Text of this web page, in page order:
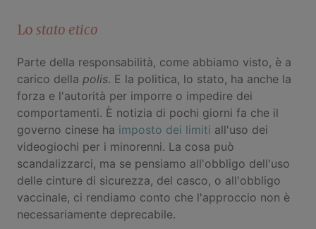
Lo stato etico
Parte della responsabilità, come abbiamo visto, è a
carico della polis. E la politica, lo stato, ha anche la
forza e l'autorità per imporre o impedire dei
comportamenti. È notizia di pochi giorni fa che il
governo cinese ha imposto dei limiti all'uso dei
videogiochi per i minorenni. La cosa può
scandalizzarci, ma se pensiamo all'obbligo dell'uso
delle cinture di sicurezza, del casco, o all'obbligo
vaccinale, ci rendiamo conto che l'approccio non è
necessariamente deprecabile.